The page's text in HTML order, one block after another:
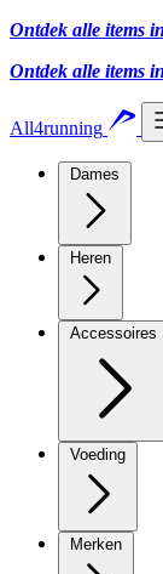
Ontdek alle items
Ontdek alle items
All4running
Dames
Heren
Accessoires
Voeding
Merken